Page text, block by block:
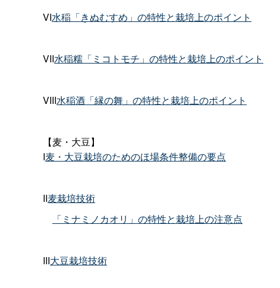
VI水稲「きぬむすめ」の特性と栽培上のポイント
VII水稲糯「ミコトモチ」の特性と栽培上のポイント
VIII水稲酒「縁の舞」の特性と栽培上のポイント
【麦・大豆】
I麦・大豆栽培のためのほ場条件整備の要点
II麦栽培技術
「ミナミノカオリ」の特性と栽培上の注意点
III大豆栽培技術